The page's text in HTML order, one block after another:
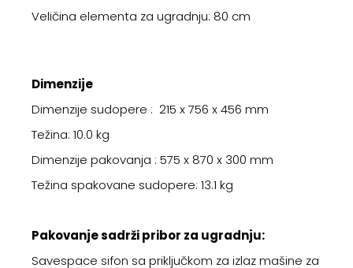
Veličina elementa za ugradnju: 80 cm
Dimenzije
Dimenzije sudopere : 215 x 756 x 456 mm
Težina: 10.0 kg
Dimenzije pakovanja : 575 x 870 x 300 mm
Težina spakovane sudopere: 13.1 kg
Pakovanje sadrži pribor za ugradnju:
Savespace sifon sa priključkom za izlaz mašine za